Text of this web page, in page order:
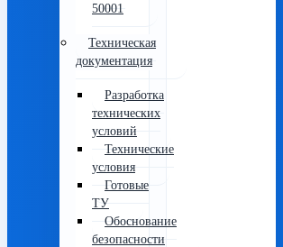
50001
Техническая
документация
Разработка
технических
условий
Технические
условия
Готовые
ТУ
Обоснование
безопасности